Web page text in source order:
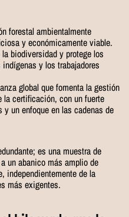
forestal ambientalmente
y económicamente viable.
biodiversidad y protege los
y los trabajadores
global que fomenta la gestión
certificación, con un fuerte
un enfoque en las cadenas de
es una muestra de
un abanico más amplio de
independientemente de la
más exigentes.